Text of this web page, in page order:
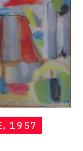
1957